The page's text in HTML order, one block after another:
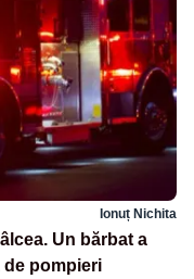
Ionuț Nichita
Un bărbat a
de pompieri